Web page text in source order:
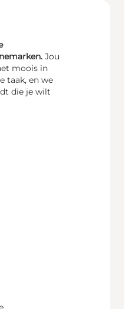
Jou
moois in
taak, en we
die je wilt